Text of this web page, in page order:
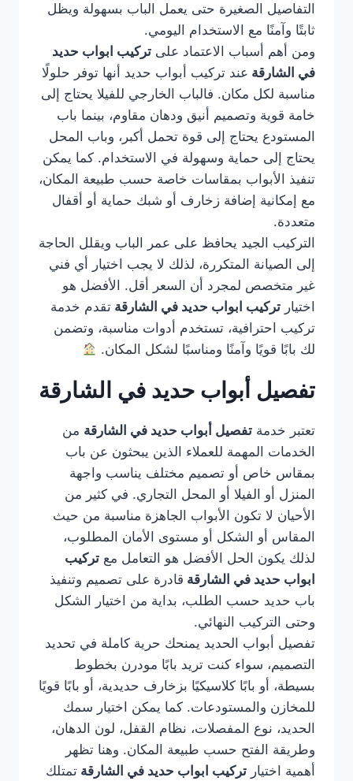
التفاصيل الصغيرة حتى يعمل الباب بسهولة ويظل
ثابتًا وآمنًا مع الاستخدام اليومي.
ومن أهم أسباب الاعتماد على تركيب ابواب حديد
في الشارقة عند تركيب أبواب حديد أنها توفر حلولًا
مناسبة لكل مكان. فالباب الخارجي للفيلا يحتاج إلى
خامة قوية وتصميم أنيق ودهان مقاوم، بينما باب
المستودع يحتاج إلى قوة تحمل أكبر، وباب المحل
يحتاج إلى حماية وسهولة في الاستخدام. كما يمكن
تنفيذ الأبواب بمقاسات خاصة حسب طبيعة المكان،
مع إمكانية إضافة زخارف أو شبك حماية أو أقفال
متعددة.
التركيب الجيد يحافظ على عمر الباب ويقلل الحاجة
إلى الصيانة المتكررة، لذلك لا يجب اختيار أي فني
غير متخصص لمجرد أن السعر أقل. الأفضل هو
اختيار تركيب ابواب حديد في الشارقة تقدم خدمة
تركيب احترافية، تستخدم أدوات مناسبة، وتضمن
لك بابًا قويًا وآمنًا ومناسبًا لشكل المكان.
تفصيل أبواب حديد في الشارقة
تعتبر خدمة تفصيل أبواب حديد في الشارقة من
الخدمات المهمة للعملاء الذين يبحثون عن باب
بمقاس خاص أو تصميم مختلف يناسب واجهة
المنزل أو الفيلا أو المحل التجاري. في كثير من
الأحيان لا تكون الأبواب الجاهزة مناسبة من حيث
المقاس أو الشكل أو مستوى الأمان المطلوب،
لذلك يكون الحل الأفضل هو التعامل مع تركيب
ابواب حديد في الشارقة قادرة على تصميم وتنفيذ
باب حديد حسب الطلب، بداية من اختيار الشكل
وحتى التركيب النهائي.
تفصيل أبواب الحديد يمنحك حرية كاملة في تحديد
التصميم، سواء كنت تريد بابًا مودرن بخطوط
بسيطة، أو بابًا كلاسيكيًا بزخارف حديدية، أو بابًا قويًا
للمخازن والمستودعات. كما يمكن اختيار سمك
الحديد، نوع المفصلات، نظام القفل، لون الدهان،
وطريقة الفتح حسب طبيعة المكان. وهنا تظهر
أهمية اختيار تركيب ابواب حديد في الشارقة تمتلك